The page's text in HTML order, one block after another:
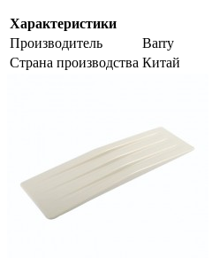
Характеристики
Производитель
Barry
Страна производства Китай